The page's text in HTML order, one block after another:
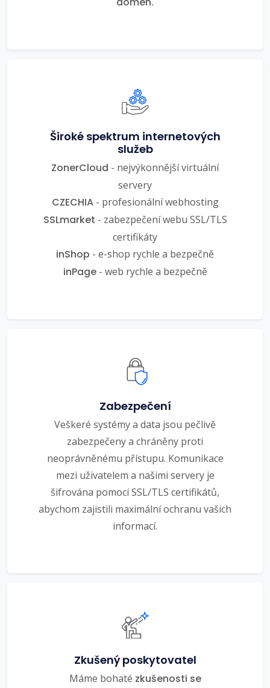
Široké spektrum internetových
služeb
ZonerCloud - nejvýkonnější virtuální
servery
CZECHIA- profesionální webhosting
SSLmarket - zabezpečení webu SSL/TLS
certifikáty
inShop - e-shop rychle a bezpečně
inPage- web rychle a bezpečně
Zabezpečení
Veškeré systémy a data jsou pečlivě
zabezpečeny a chráněny proti
neoprávněnému přístupu. Komunikace
mezi uživatelem a našimi servery je
šifrována pomocí SSL/TLS certifikátů,
abychom zajistili maximální ochranu vašich
informací.
Zkušený poskytovatel
Máme bohaté zkušenosti se